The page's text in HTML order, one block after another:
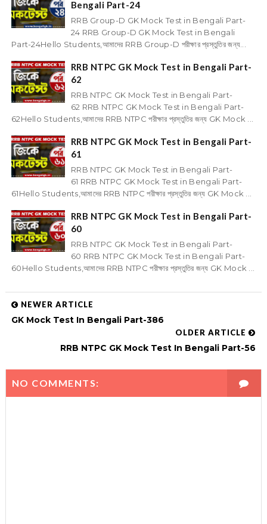
Bengali Part-24
RRB Group-D GK Mock Test in Bengali Part-
24 RRB Group-D GK Mock Test in Bengali
Part-24Hello Students,আমাদের RRB Group-D পরীক্ষার প্রস্তুতির জন্য...
RRB NTPC GK Mock Test in Bengali Part-
62
RRB NTPC GK Mock Test in Bengali Part-
62 RRB NTPC GK Mock Test in Bengali Part-
62Hello Students,আমাদের RRB NTPC পরীক্ষার প্রস্তুতির জন্য GK Mock ...
RRB NTPC GK Mock Test in Bengali Part-
61
RRB NTPC GK Mock Test in Bengali Part-
61 RRB NTPC GK Mock Test in Bengali Part-
61Hello Students,আমাদের RRB NTPC পরীক্ষার প্রস্তুতির জন্য GK Mock ...
RRB NTPC GK Mock Test in Bengali Part-
60
RRB NTPC GK Mock Test in Bengali Part-
60 RRB NTPC GK Mock Test in Bengali Part-
60Hello Students,আমাদের RRB NTPC পরীক্ষার প্রস্তুতির জন্য GK Mock ...
NEWER ARTICLE
GK Mock Test In Bengali Part-386
OLDER ARTICLE
RRB NTPC GK Mock Test In Bengali Part-56
NO COMMENTS: